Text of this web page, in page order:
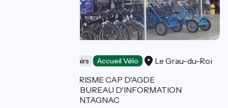
Bicycle rentals/ repairs Accueil Vélo Le Grau-du-Roi